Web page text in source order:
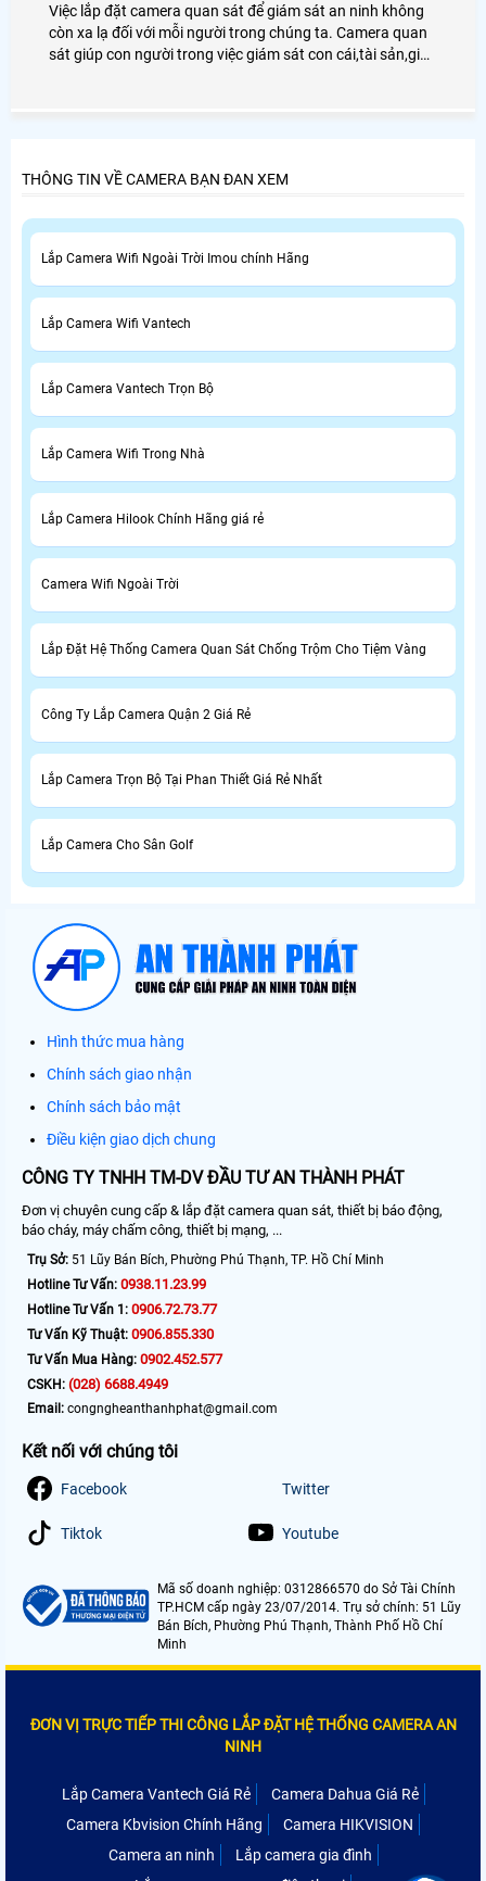
Việc lắp đặt camera quan sát để giám sát an ninh không
còn xa lạ đối với mỗi người trong chúng ta. Camera quan
sát giúp con người trong việc giám sát con cái,tài sản,giúp
THÔNG TIN VỀ CAMERA BẠN ĐAN XEM
Lắp Camera Wifi Ngoài Trời Imou chính Hãng
Lắp Camera Wifi Vantech
Lắp Camera Vantech Trọn Bộ
Lắp Camera Wifi Trong Nhà
Lắp Camera Hilook Chính Hãng giá rẻ
Camera Wifi Ngoài Trời
Lắp Đặt Hệ Thống Camera Quan Sát Chống Trộm Cho Tiệm Vàng
Công Ty Lắp Camera Quận 2 Giá Rẻ
Lắp Camera Trọn Bộ Tại Phan Thiết Giá Rẻ Nhất
Lắp Camera Cho Sân Golf
Hình thức mua hàng
Chính sách giao nhận
Chính sách bảo mật
Điều kiện giao dịch chung
CÔNG TY TNHH TM-DV ĐẦU TƯ AN THÀNH PHÁT
Đơn vị chuyên cung cấp & lắp đặt camera quan sát, thiết bị báo động,
báo cháy, máy chấm công, thiết bị mạng, ...
Trụ Sở: 51 Lũy Bán Bích, Phường Phú Thạnh, TP. Hồ Chí Minh
Hotline Tư Vấn: 0938.11.23.99
Hotline Tư Vấn 1: 0906.72.73.77
Tư Vấn Kỹ Thuật: 0906.855.330
Tư Vấn Mua Hàng: 0902.452.577
CSKH: (028) 6688.4949
Email: congngheanthanhphat@gmail.com
Kết nối với chúng tôi
Facebook Twitter
Tiktok Youtube
Mã số doanh nghiệp: 0312866570 do Sở Tài Chính
TP.HCM cấp ngày 23/07/2014. Trụ sở chính: 51 Lũy
Bán Bích, Phường Phú Thạnh, Thành Phố Hồ Chí
Minh
ĐƠN VỊ TRỰC TIẾP THI CÔNG LẮP ĐẶT HỆ THỐNG CAMERA AN
NINH
Lắp Camera Vantech Giá Rẻ
Camera Dahua Giá Rẻ
Camera Kbvision Chính Hãng
Camera HIKVISION
Camera an ninh
Lắp camera gia đình